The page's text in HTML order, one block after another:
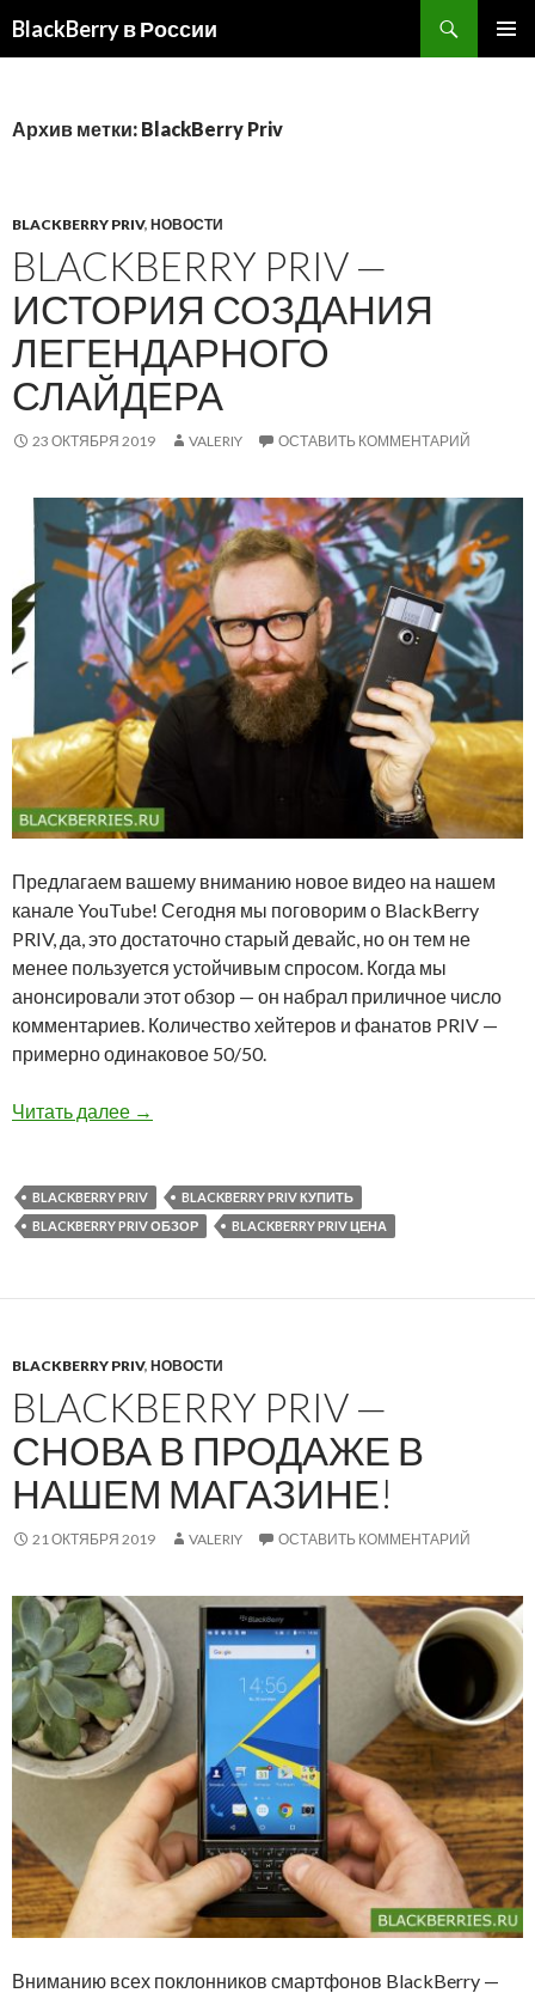
BlackBerry в России
Архив метки: BlackBerry Priv
BLACKBERRY PRIV, НОВОСТИ
BLACKBERRY PRIV —
ИСТОРИЯ СОЗДАНИЯ
ЛЕГЕНДАРНОГО
СЛАЙДЕРА
23 ОКТЯБРЯ 2019 VALERIY ОСТАВИТЬ КОММЕНТАРИЙ
Предлагаем вашему вниманию новое видео на нашем
канале YouTube! Сегодня мы поговорим о BlackBerry
PRIV, да, это достаточно старый девайс, но он тем не
менее пользуется устойчивым спросом. Когда мы
анонсировали этот обзор — он набрал приличное число
комментариев. Количество хейтеров и фанатов PRIV —
примерно одинаковое 50/50.
Читать далее BlackBerry PRIV — история создания
→
BLACKBERRY PRIV
BLACKBERRY PRIV КУПИТЬ
BLACKBERRY PRIV ОБЗОР
BLACKBERRY PRIV ЦЕНА
BLACKBERRY PRIV, НОВОСТИ
BLACKBERRY PRIV —
СНОВА В ПРОДАЖЕ В
НАШЕМ МАГАЗИНЕ!
21 ОКТЯБРЯ 2019 VALERIY ОСТАВИТЬ КОММЕНТАРИЙ
Вниманию всех поклонников смартфонов BlackBerry —